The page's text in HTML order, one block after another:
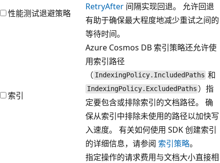
性能测试退避策略
RetryAfter 间隔实现回退。 允许回退
有助于确保最大程度地减少重试之间的
等待时间。
索引
Azure Cosmos DB 索引策略还允许使
用索引路径
（ IndexingPolicy.IncludedPaths 和
IndexingPolicy.ExcludedPaths ）指
定要包含或排除索引的文档路径。 确
保从索引中排除未使用的路径以加快写
入速度。 有关如何使用 SDK 创建索引
的详细信息，请参阅 索引策略。
指定操作的请求费用与文档大小直接相